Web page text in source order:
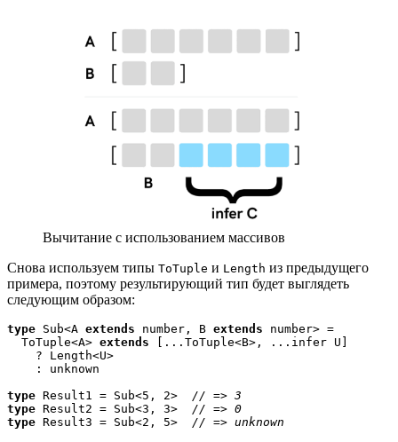
Вычитание с использованием массивов
Снова используем типы ToTuple и Length из предыдущего
примера, поэтому результирующий тип будет выглядеть
следующим образом:
type Sub<A extends number, B extends number> =
  ToTuple<A>
extends [...ToTuple<B>, ...infer U]
type Result1 = Sub<5, 2>
type Result2 = Sub<3, 3>
type Result3 = Sub<2, 5> // => unknown